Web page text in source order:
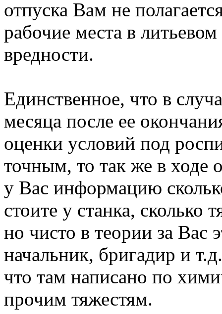
отпуска Вам не
рабочие места в
вредности.
Единственное, что в
месяца после ее
оценки условий под
точным, то так же в ходе
у Вас информацию
стоите у станка, сколько
но чисто в теории за Вас
начальник, бригадир и
что там написано по
прочим тяжестям.